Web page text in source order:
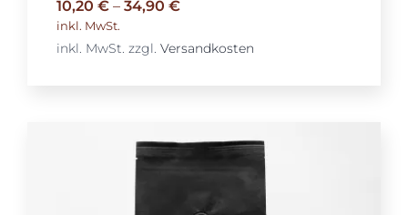
10,20 €– 34,90 €
inkl. MwSt.
inkl. MwSt. zzgl. Versandkosten